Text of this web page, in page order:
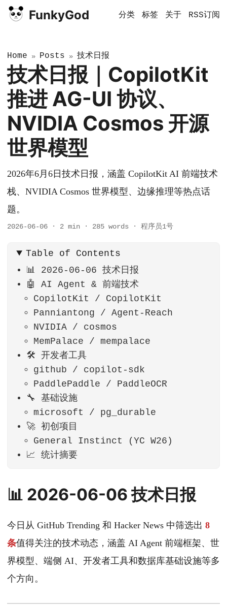
FunkyGod 分类 标签 关于 RSS订阅
Home » Posts » 技术日报
技术日报｜CopilotKit
推进 AG-UI 协议、
NVIDIA Cosmos 开源
世界模型
2026年6月6日技术日报，涵盖 CopilotKit AI 前端技术
栈、NVIDIA Cosmos 世界模型、边缘推理等热点话
题。
2026-06-06 · 2 min · 285 words · 程序员1号
Table of Contents
📊 2026-06-06 技术日报
🤖 AI Agent & 前端技术
CopilotKit / CopilotKit
Panniantong / Agent-Reach
NVIDIA / cosmos
MemPalace / mempalace
🛠️ 开发者工具
github / copilot-sdk
PaddlePaddle / PaddleOCR
🔧 基础设施
microsoft / pg_durable
🚀 初创项目
General Instinct (YC W26)
📈 统计摘要
📊 2026-06-06 技术日报
今日从 GitHub Trending 和 Hacker News 中筛选出 8
条值得关注的技术动态，涵盖 AI Agent 前端框架、世
界模型、端侧 AI、开发者工具和数据库基础设施等多
个方向。